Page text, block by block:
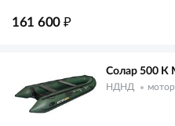
161 600 ₽
Солар 500 К
НДНД